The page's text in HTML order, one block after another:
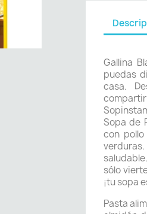
Gallina
puedas
casa.
Sopa de
con
sólo
¡tu sopa
Pasta